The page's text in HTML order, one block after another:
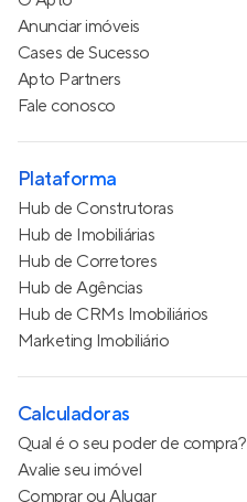
Anunciar imóveis
Cases de Sucesso
Apto Partners
Fale conosco
Plataforma
Hub de Construtoras
Hub de Imobiliárias
Hub de Corretores
Hub de Agências
Hub de CRMs Imobiliários
Marketing Imobiliário
Calculadoras
Qual é o seu poder de compra?
Avalie seu imóvel
Comprar ou Alugar